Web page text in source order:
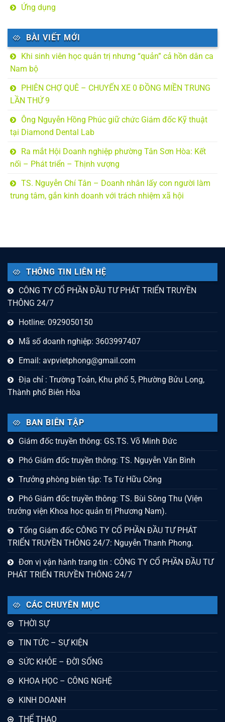
Ứng dụng
BÀI VIẾT MỚI
Khi sinh viên học quản trị nhưng “quản” cả hồn dân ca
Nam bộ
PHIÊN CHỢ QUÊ – CHUYẾN XE 0 ĐỒNG MIỀN TRUNG
LẦN THỨ 9
Ông Nguyễn Hồng Phúc giữ chức Giám đốc Kỹ thuật
tại Diamond Dental Lab
Ra mắt Hội Doanh nghiệp phường Tân Sơn Hòa: Kết
nối – Phát triển – Thịnh vượng
TS. Nguyễn Chí Tân – Doanh nhân lấy con người làm
trung tâm, gắn kinh doanh với trách nhiệm xã hội
THÔNG TIN LIÊN HỆ
CÔNG TY CỔ PHẦN ĐẦU TƯ PHÁT TRIỂN TRUYỀN
THÔNG 24/7
Hotline: 0929050150
Mã số doanh nghiệp: 3603997407
Email: avpvietphong@gmail.com
Địa chỉ : Trường Toản, Khu phố 5, Phường Bửu Long,
Thành phố Biên Hòa
BAN BIÊN TẬP
Giám đốc truyền thông: GS.TS. Võ Minh Đức
Phó Giám đốc truyền thông: TS. Nguyễn Văn Bình
Trưởng phòng biên tập: Ts Từ Hữu Công
Phó Giám đốc truyền thông: TS. Bùi Sông Thu (Viện
trưởng viện Khoa học quản trị Phương Nam).
Tổng Giám đốc CÔNG TY CỔ PHẦN ĐẦU TƯ PHÁT
TRIỂN TRUYỀN THÔNG 24/7: Nguyễn Thanh Phong.
Đơn vị vận hành trang tin : CÔNG TY CỔ PHẦN ĐẦU TƯ
PHÁT TRIỂN TRUYỀN THÔNG 24/7
CÁC CHUYÊN MỤC
THỜI SỰ
TIN TỨC – SỰ KIỆN
SỨC KHỎE – ĐỜI SỐNG
KHOA HỌC – CÔNG NGHỆ
KINH DOANH
THỂ THAO